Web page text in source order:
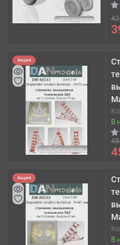
Акция
В
Акция
В